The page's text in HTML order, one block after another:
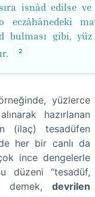
isnâd edilse ve
bulması gibi, yüz
2
yüzlerce
hazırlanan
(ilaç) tesadüfen
her bir canlı da
ince dengelerle
düzeni “tesadüf,
demek, devrilen